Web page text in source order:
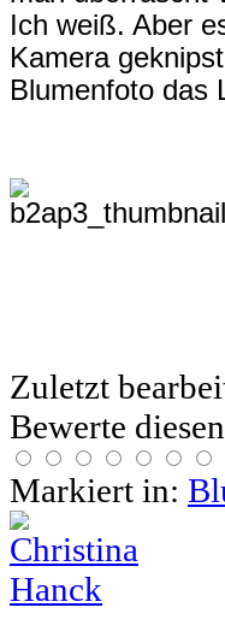
Ich weiß. Aber
Kamera
Blumenfoto das
Zuletzt
Bewerte
Markiert in: